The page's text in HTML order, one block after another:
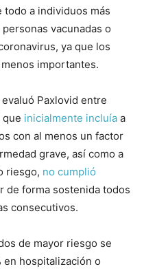
a individuos más
vacunadas o
ya que los
importantes.
Paxlovid entre
que inicialmente incluía a
con al menos un factor
grave, así como a
riesgo, no cumplió
de forma sostenida todos
consecutivos.
de mayor riesgo se
en hospitalización o